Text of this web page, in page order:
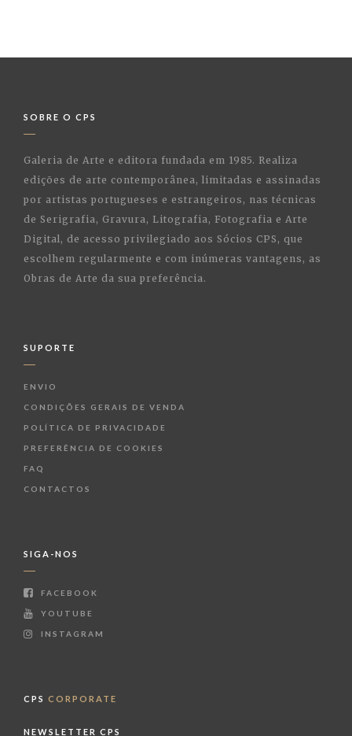
SOBRE O CPS
Galeria de Arte e editora fundada em 1985. Realiza
edições de arte contemporânea, limitadas e assinadas
por artistas portugueses e estrangeiros, nas técnicas
de Serigrafia, Gravura, Litografia, Fotografia e Arte
Digital, de acesso privilegiado aos Sócios CPS, que
escolhem regularmente e com inúmeras vantagens, as
Obras de Arte da sua preferência.
SUPORTE
ENVIO
CONDIÇÕES GERAIS DE VENDA
POLÍTICA DE PRIVACIDADE
PREFERÊNCIA DE COOKIES
FAQ
CONTACTOS
SIGA-NOS
FACEBOOK
YOUTUBE
INSTAGRAM
CPS CORPORATE
NEWSLETTER CPS